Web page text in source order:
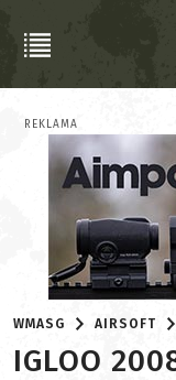
REKLAMA
WMASG AIRSOFT
IGLOO